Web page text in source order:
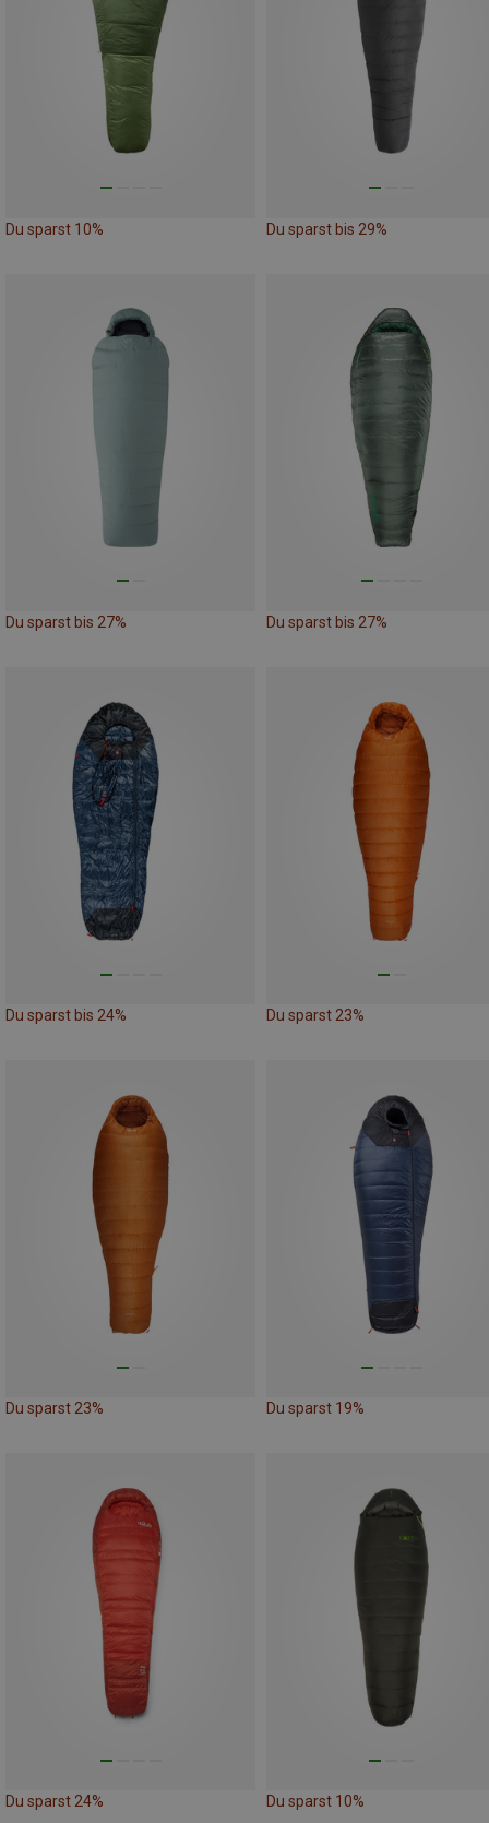
Du sparst 10% Du sparst bis 29%
Du sparst bis 27% Du sparst bis 27%
Du sparst bis 24% Du sparst 23%
Du sparst 23% Du sparst 19%
Du sparst 24% Du sparst 10%